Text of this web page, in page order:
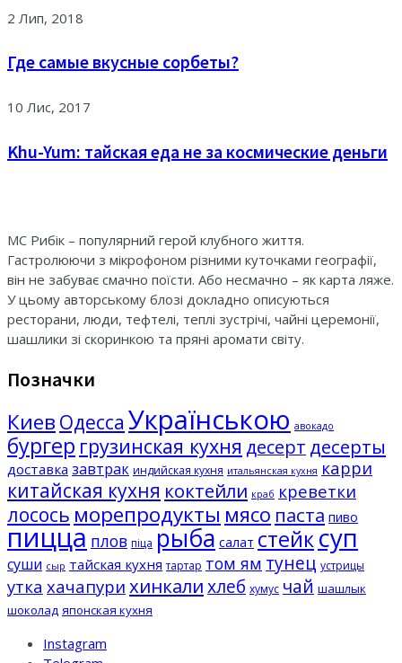
2 Лип, 2018
Где самые вкусные сорбеты?
10 Лис, 2017
Khu-Yum: тайская еда не за космические деньги
МС Рибік – популярний герой клубного життя.
Гастролюючи з мікрофоном різними куточками географії,
він не забуває смачно поїсти. Або несмачно – як карта ляже.
У цьому авторському блозі докладно описуються
ресторани, люди, тефтелі, теплі зустрічі, чайні церемонії,
шашлики зі скоринкою та пряні аромати світу.
Позначки
Киев Одесса Українською авокадо
бургер грузинская кухня десерт десерты
доставка завтрак индийская кухня итальянская кухня карри
китайская кухня коктейли краб креветки
лосось морепродукты мясо паста пиво
пицца плов піца рыба салат стейксуп
суши сыр тайская кухня тартар том ям тунец устрицы
утка хачапури хинкалихлеб хумус чай шашлык
шоколад японская кухня
Instagram